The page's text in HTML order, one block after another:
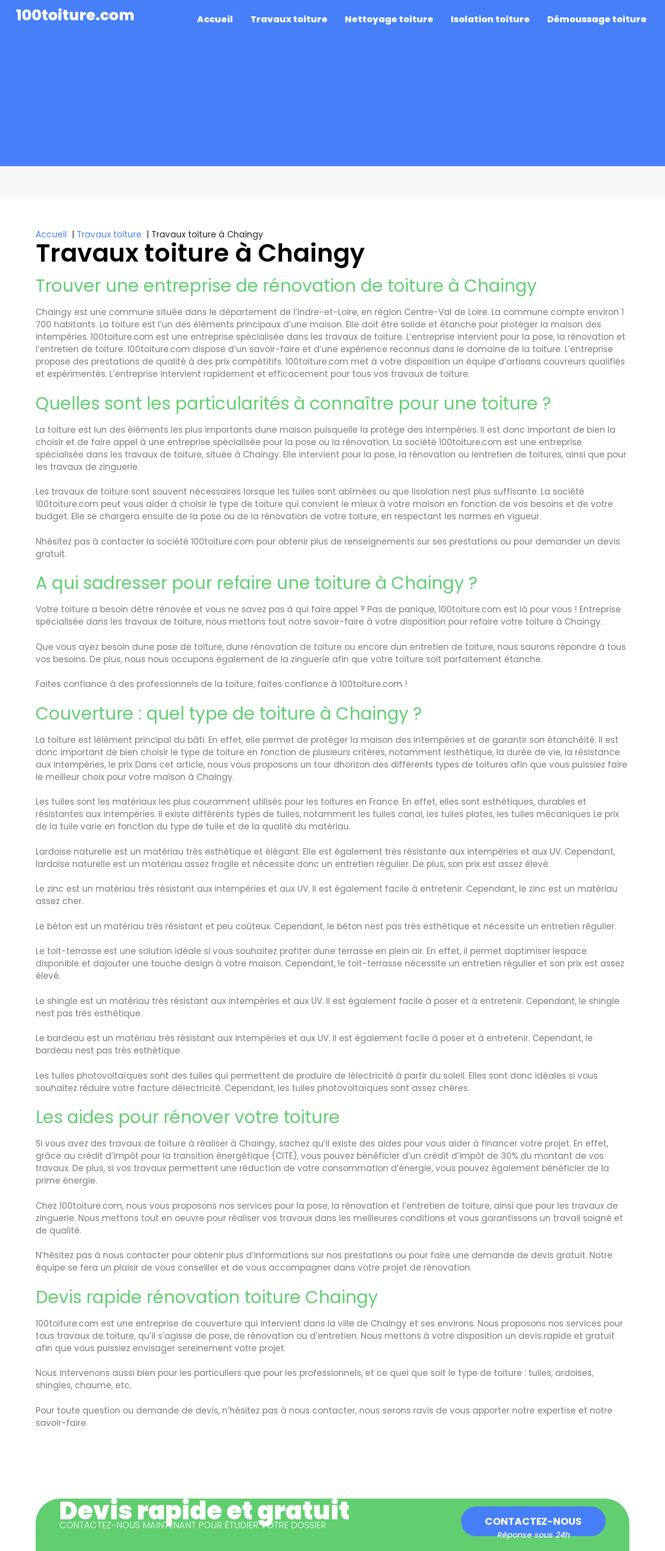
100toiture.com Accueil Travaux toiture Nettoyage toiture Isolation toiture Démoussage toiture
Accueil Travaux toiture Travaux toiture à Chaingy
Travaux toiture à Chaingy
Trouver une entreprise de rénovation de toiture à Chaingy
Chaingy est une commune située dans le département de l’Indre-et-Loire, en région Centre-Val de Loire. La commune compte environ 1
700 habitants. La toiture est l’un des éléments principaux d’une maison. Elle doit être solide et étanche pour protéger la maison des
intempéries. 100toiture.com est une entreprise spécialisée dans les travaux de toiture. L’entreprise intervient pour la pose, la rénovation et
l’entretien de toiture. 100toiture.com dispose d’un savoir-faire et d’une expérience reconnus dans le domaine de la toiture. L’entreprise
propose des prestations de qualité à des prix compétitifs. 100toiture.com met à votre disposition un équipe d’artisans couvreurs qualifiés
et expérimentés. L’entreprise intervient rapidement et efficacement pour tous vos travaux de toiture.
Quelles sont les particularités à connaître pour une toiture ?
La toiture est lun des éléments les plus importants dune maison puisquelle la protège des intempéries. Il est donc important de bien la
choisir et de faire appel à une entreprise spécialisée pour la pose ou la rénovation. La société 100toiture.com est une entreprise
spécialisée dans les travaux de toiture, située à Chaingy. Elle intervient pour la pose, la rénovation ou lentretien de toitures, ainsi que pour
les travaux de zinguerie.
Les travaux de toiture sont souvent nécessaires lorsque les tuiles sont abîmées ou que lisolation nest plus suffisante. La société
100toiture.com peut vous aider à choisir le type de toiture qui convient le mieux à votre maison en fonction de vos besoins et de votre
budget. Elle se chargera ensuite de la pose ou de la rénovation de votre toiture, en respectant les normes en vigueur.
Nhésitez pas à contacter la société 100toiture.com pour obtenir plus de renseignements sur ses prestations ou pour demander un devis
gratuit.
A qui sadresser pour refaire une toiture à Chaingy ?
Votre toiture a besoin dêtre rénovée et vous ne savez pas à qui faire appel ? Pas de panique, 100toiture.com est là pour vous ! Entreprise
spécialisée dans les travaux de toiture, nous mettons tout notre savoir-faire à votre disposition pour refaire votre toiture à Chaingy.
Que vous ayez besoin dune pose de toiture, dune rénovation de toiture ou encore dun entretien de toiture, nous saurons répondre à tous
vos besoins. De plus, nous nous occupons également de la zinguerie afin que votre toiture soit parfaitement étanche.
Faites confiance à des professionnels de la toiture, faites confiance à 100toiture.com !
Couverture : quel type de toiture à Chaingy ?
La toiture est lélément principal du bâti. En effet, elle permet de protéger la maison des intempéries et de garantir son étanchéité. Il est
donc important de bien choisir le type de toiture en fonction de plusieurs critères, notamment lesthétique, la durée de vie, la résistance
aux intempéries, le prix Dans cet article, nous vous proposons un tour dhorizon des différents types de toitures afin que vous puissiez faire
le meilleur choix pour votre maison à Chaingy.
Les tuiles sont les matériaux les plus couramment utilisés pour les toitures en France. En effet, elles sont esthétiques, durables et
résistantes aux intempéries. Il existe différents types de tuiles, notamment les tuiles canal, les tuiles plates, les tuiles mécaniques Le prix
de la tuile varie en fonction du type de tuile et de la qualité du matériau.
Lardoise naturelle est un matériau très esthétique et élégant. Elle est également très résistante aux intempéries et aux UV. Cependant,
lardoise naturelle est un matériau assez fragile et nécessite donc un entretien régulier. De plus, son prix est assez élevé.
Le zinc est un matériau très résistant aux intempéries et aux UV. Il est également facile à entretenir. Cependant, le zinc est un matériau
assez cher.
Le béton est un matériau très résistant et peu coûteux. Cependant, le béton nest pas très esthétique et nécessite un entretien régulier.
Le toit-terrasse est une solution idéale si vous souhaitez profiter dune terrasse en plein air. En effet, il permet doptimiser lespace
disponible et dajouter une touche design à votre maison. Cependant, le toit-terrasse nécessite un entretien régulier et son prix est assez
élevé.
Le shingle est un matériau très résistant aux intempéries et aux UV. Il est également facile à poser et à entretenir. Cependant, le shingle
nest pas très esthétique.
Le bardeau est un matériau très résistant aux intempéries et aux UV. Il est également facile à poser et à entretenir. Cependant, le
bardeau nest pas très esthétique.
Les tuiles photovoltaïques sont des tuiles qui permettent de produire de lélectricité à partir du soleil. Elles sont donc idéales si vous
souhaitez réduire votre facture délectricité. Cependant, les tuiles photovoltaïques sont assez chères.
Les aides pour rénover votre toiture
Si vous avez des travaux de toiture à réaliser à Chaingy, sachez qu’il existe des aides pour vous aider à financer votre projet. En effet,
grâce au crédit d’impôt pour la transition énergétique (CITE), vous pouvez bénéficier d’un crédit d’impôt de 30% du montant de vos
travaux. De plus, si vos travaux permettent une réduction de votre consommation d’énergie, vous pouvez également bénéficier de la
prime énergie.
Chez 100toiture.com, nous vous proposons nos services pour la pose, la rénovation et l’entretien de toiture, ainsi que pour les travaux de
zinguerie. Nous mettons tout en oeuvre pour réaliser vos travaux dans les meilleures conditions et vous garantissons un travail soigné et
de qualité.
N’hésitez pas à nous contacter pour obtenir plus d’informations sur nos prestations ou pour faire une demande de devis gratuit. Notre
équipe se fera un plaisir de vous conseiller et de vous accompagner dans votre projet de rénovation.
Devis rapide rénovation toiture Chaingy
100toiture.com est une entreprise de couverture qui intervient dans la ville de Chaingy et ses environs. Nous proposons nos services pour
tous travaux de toiture, qu’il s’agisse de pose, de rénovation ou d’entretien. Nous mettons à votre disposition un devis rapide et gratuit
afin que vous puissiez envisager sereinement votre projet.
Nous intervenons aussi bien pour les particuliers que pour les professionnels, et ce quel que soit le type de toiture : tuiles, ardoises,
shingles, chaume, etc.
Pour toute question ou demande de devis, n’hésitez pas à nous contacter, nous serons ravis de vous apporter notre expertise et notre
savoir-faire.
Devis rapide et gratuit
CONTACTEZ-NOUS MAINTENANT POUR ÉTUDIER VOTRE DOSSIER CONTACTEZ-NOUS
Réponse sous 24h